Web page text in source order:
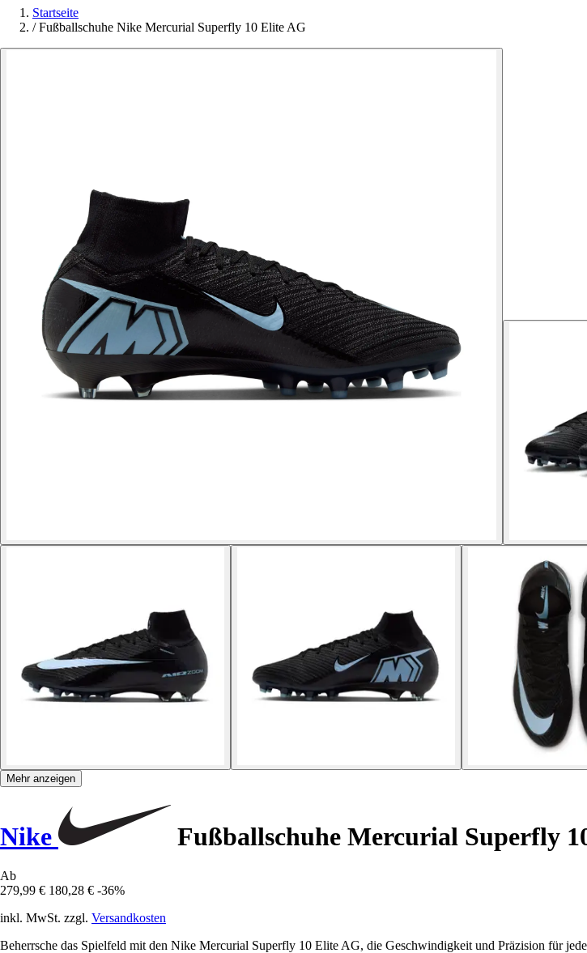
Startseite
/ Fußballschuhe Nike Mercurial Superfly 10 Elite AG
Mehr anzeigen
Nike Fußballschuhe Mercurial Superfly
Ab
279,99 € 180,28 € -36%
inkl. MwSt. zzgl. Versandkosten
Beherrsche das Spielfeld mit den Nike Mercurial Superfly 10 Elite AG, die Geschwindigkeit und Präzision für